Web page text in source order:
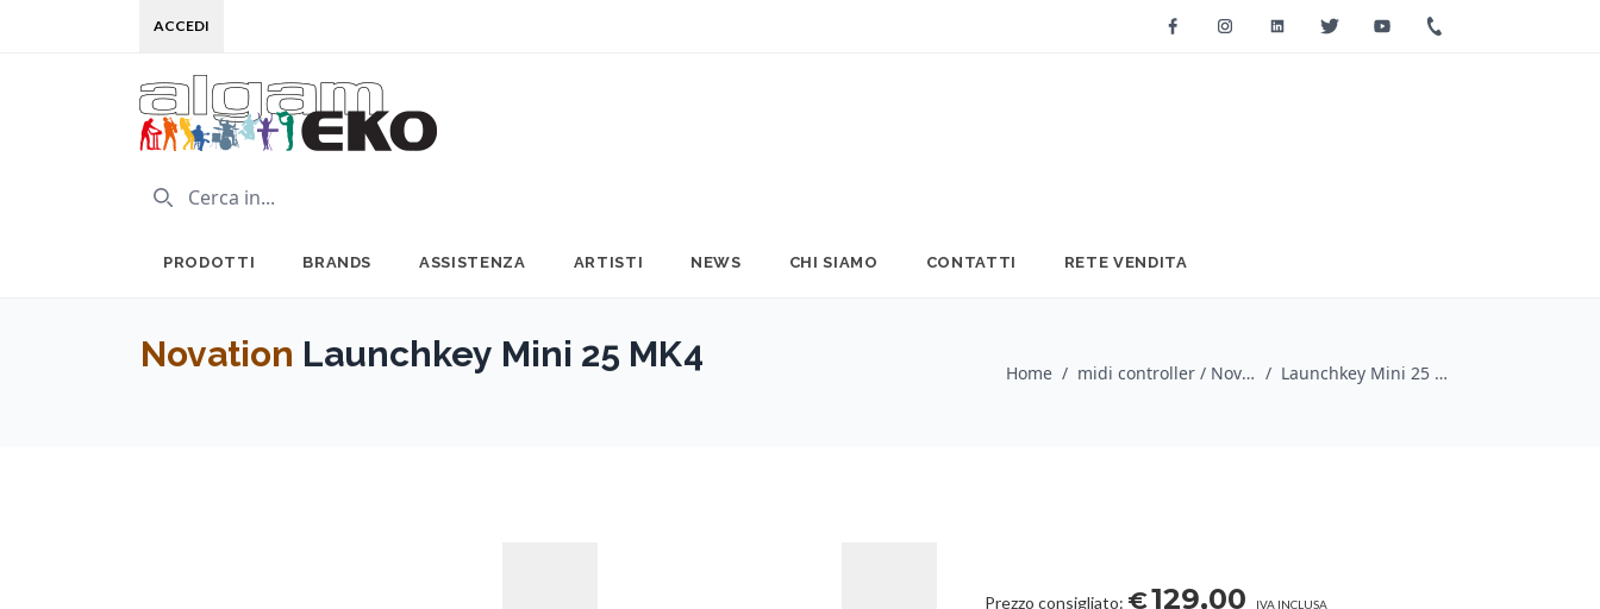
ACCEDI FacebookInstagramLinkedinTwitter Youtube
PRODOTTI BRANDS ASSISTENZA ARTISTI NEWS CHI SIAMO CONTATTI RETE VENDITA
Novation Launchkey Mini 25 MK4 Home / midi controller / Novation / Launchkey Mini 25 MK4
Prezzo consigliato: €129,00 IVA INCLUSA